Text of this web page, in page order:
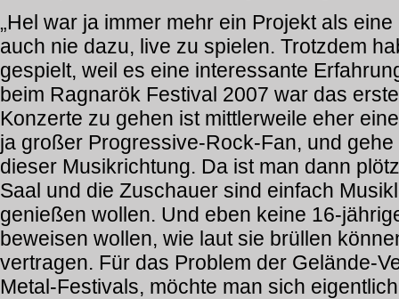
„Hel war ja immer mehr ein Projekt als
auch nie dazu, live zu spielen. Trotzdem
gespielt, weil es eine interessante
beim Ragnarök Festival 2007 war das
Konzerte zu gehen ist mittlerweile eher
ja großer Progressive-Rock-Fan, und
dieser Musikrichtung. Da ist man dann
Saal und die Zuschauer sind einfach
genießen wollen. Und eben keine 16-
beweisen wollen, wie laut sie brüllen
vertragen. Für das Problem der Gelände-
Metal-Festivals, möchte man sich